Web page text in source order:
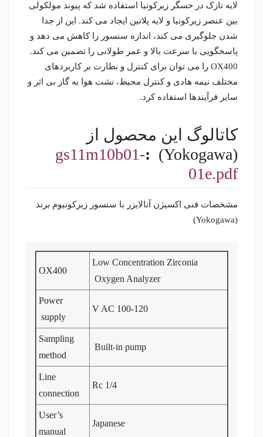
لایه نازک در حسگر زیرکونیا استفاده شد که پیوند مولکولی
بین عنصر زیرکونیا و لایه پلاتین ایجاد می کند. این از جدا
شدن جلوگیری می کند، اندازه سنسور را کاهش می دهد و
پاسخگویی با سرعت بالا و عمر طولانی را تضمین می کند.
OX400 را می توان برای کنترل و نظارت بر کاربردهای
مختلف نیمه هادی و کنترل محیط، نشت هوا به گاز بی اثر و
سایر فرآیندها استفاده کرد.
کاتالوگ این محصول از
(Yokogawa)
:
gs11m10b01-
01e.pdf
مشخصات فنی اکسیژن آنالایزر با سنسور زیرکونیوم برند
(Yokogawa)
Low Concentration Zirconia
Oxygen Analyzer
OX400
100-120 V AC
Power
supply
Built-in pump
Sampling
method
Rc 1/4
Line
connection
Japanese
User’s
manual